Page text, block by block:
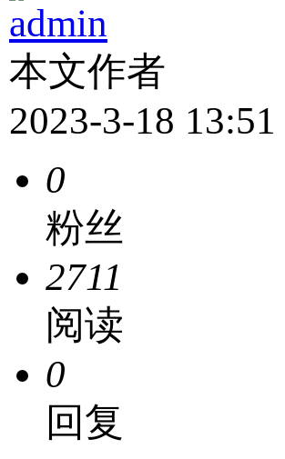
admin
本文作者
2023-3-18 13:51
0
粉丝
2711
阅读
0
回复